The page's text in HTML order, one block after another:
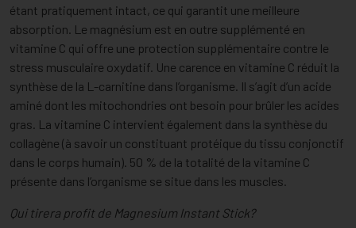
étant pratiquement intact, ce qui garantit une meilleure
absorption. Le magnésium est en outre supplémenté en
vitamine C qui offre une protection supplémentaire contre le
stress musculaire oxydatif. Une carence en vitamine C réduit la
synthèse de la L-carnitine dans l’organisme. Il s’agit d’un acide
aminé dont les mitochondries ont besoin pour brûler les acides
gras. La vitamine C intervient également dans la synthèse du
collagène (à savoir un constituant protéique du tissu conjonctif
dans le corps humain). 50 % de la totalité de la vitamine C
présente dans l’organisme se situe dans les muscles.
Qui tirera profit de Magnesium Instant Stick?